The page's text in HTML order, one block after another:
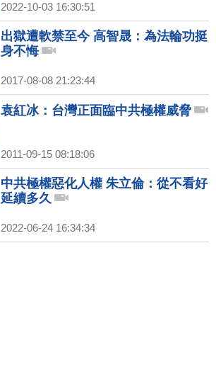
2022-10-03 16:30:51
出獄遭軟禁至今 高智晟：為法輪功挺
身不悔
2017-08-08 21:23:44
袁紅冰：台灣正面臨中共極權威脅
2011-09-15 08:18:06
中共極權惡化人權 朱立倫：從不看好
延續多久
2022-06-24 16:34:34